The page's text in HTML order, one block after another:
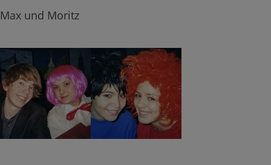
Max und Moritz